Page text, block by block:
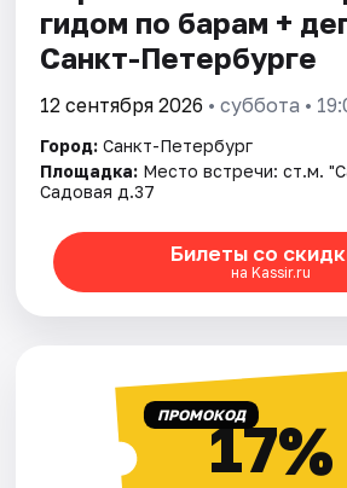
Площадки
Артисты
Рейтинги
гидом по барам +
Санкт-Петербурге
12 сентября 2026 • суббота •
Город: Санкт-Петербург
Площадка: Место встречи: ст.м.
Садовая д.37
Билеты со
на Kassir.ru
ПРОМОКОД17%